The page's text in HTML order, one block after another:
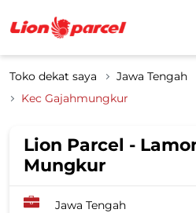
Toko dekat saya Jawa Tengah
Kec Gajahmungkur
Lion Parcel -
Mungkur
Jawa Tengah